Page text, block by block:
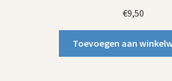
€9,50
Toevoegen aan